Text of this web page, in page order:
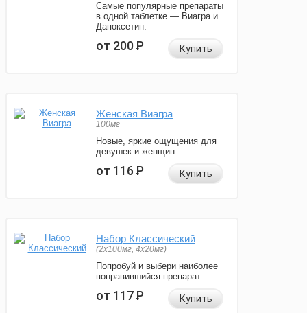
Самые популярные препараты
в одной таблетке — Виагра и
Дапоксетин.
от 200Р Купить
Женская Виагра
100мг
Новые, яркие ощущения для
девушек и женщин.
от 116Р Купить
Набор Классический
(2x100мг, 4x20мг)
Попробуй и выбери наиболее
понравившийся препарат.
от 117Р Купить